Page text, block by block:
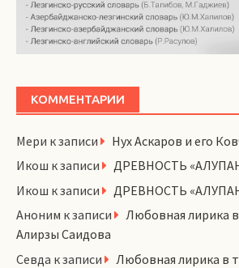
КОММЕНТАРИИ
Мери к записи
Нух Аскаров и его
Икош к записи
ДРЕВНОСТЬ
Икош к записи
ДРЕВНОСТЬ
Аноним к записи
Любовная лирика
Алирзы Саидова
Севда к записи
Любовная лирика в